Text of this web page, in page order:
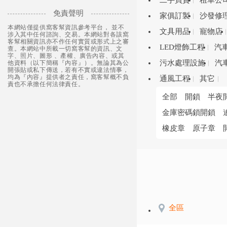
免責聲明
本網站僅提供窩客幫資訊參考平台， 並不
涉入其中任何諮詢、交易。本網站對各該窩
客幫相關資訊亦不作任何實質或形式上之審
查。本網站中所載一切窩客幫的資訊、文
字、照片、圖形 、產權、廣告內容、或其
他資料（以下簡稱『內容』）。無論其為公
開張貼或私下傳送，若有不實或違法情事，
均為『內容』提供者之責任，窩客幫概不負
責也不承擔任何法律責任。
家俱訂製
沙發修
文具用品
寵物店
LED燈飾工程
汽
污水處理設施
汽
通風工程
其它
全部 開鎖
半夜
金庫密碼鎖開鎖
橡皮章
原子章
全區